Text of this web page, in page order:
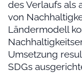
des Verlaufs als
von
Ländermodell
Umsetzung
SDGs